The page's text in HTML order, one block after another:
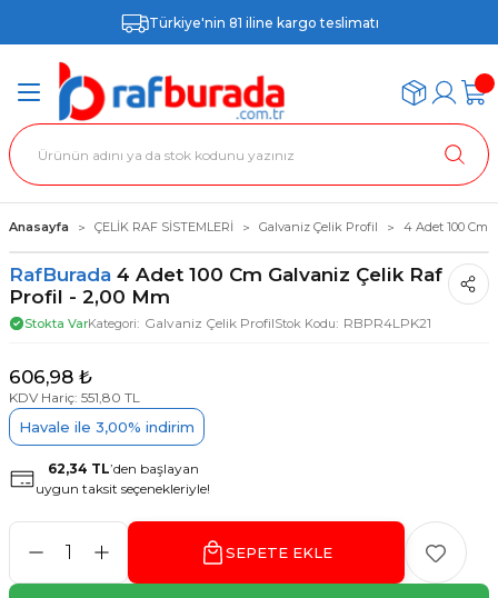
Türkiye'nin 81 iline kargo teslimatı
Anasayfa ÇELİK RAF SİSTEMLERİ Galvaniz Çelik Profil 4 Adet 100 Cm
RafBurada 4 Adet 100 Cm Galvaniz Çelik Raf
Profil - 2,00 Mm
Stokta VarKategori Galvaniz Çelik ProfilStok Kodu RBPR4LPK21
606,98 ₺
KDV Hariç: 551,80 TL
Havale ile 3,00% indirim
62,34 TL’den başlayan
uygun taksit seçenekleriyle!
SEPETE EKLE